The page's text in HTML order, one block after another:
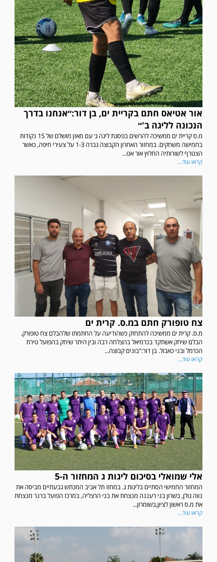
אור אטיאס חתם בקריית ים, בן דור:״אנחנו בדרך
הנכונה לליגה ב'״
מ.ס קריית ים ממשיכה להרשים בפסגת ליגה ג׳ עם מאזן מושלם של 15 נקודות
בחמישה משחקים. במחזור האחרון הקבוצה גברה 1-3 על צעירי חיפה, כאשר
הצטרף לשורותיה החלוץ אור אט...
קראו עוד...
צח טופורק חתם במ.ס. קרית ים
מ.ס. קרית ים ממשיכה להתחזק כשהודיעה על החתמתו שלהבלם צח טופורק.
הבלם שיחק אשתקד בכרמיאל בהצלחה רבה ובין היתר שיחק בהפועל טירת
הכרמל ובני כאבול. בן דור:"בונים קבוצה...
קראו עוד...
אלי שמואלי בסיכום ליגות ג המחזור ה-5
המחזור החמישי הסתיים בליגות ג. במחוז תל אביב המכתש גבעתיים מביסה את
נווה גולן, בשרון בני רעננה מנצחת את בני הרצליה, במרכז הפועל ברנר מנצחת
את מ.ס ראשון לציון,בשומרון...
קראו עוד...